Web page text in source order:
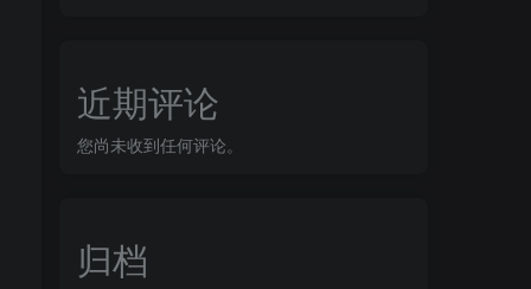
近期评论
您尚未收到任何评论。
归档